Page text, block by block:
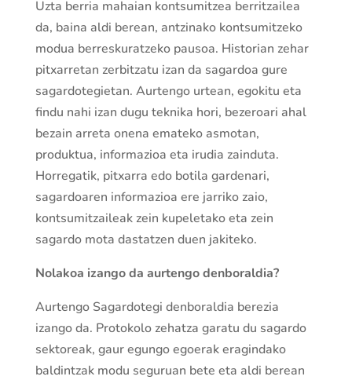
Uzta berria mahaian kontsumitzea berritzailea
da, baina aldi berean, antzinako kontsumitzeko
modua berreskuratzeko pausoa. Historian zehar
pitxarretan zerbitzatu izan da sagardoa gure
sagardotegietan. Aurtengo urtean, egokitu eta
findu nahi izan dugu teknika hori, bezeroari ahal
bezain arreta onena emateko asmotan,
produktua, informazioa eta irudia zainduta.
Horregatik, pitxarra edo botila gardenari,
sagardoaren informazioa ere jarriko zaio,
kontsumitzaileak zein kupeletako eta zein
sagardo mota dastatzen duen jakiteko.
Nolakoa izango da aurtengo denboraldia?
Aurtengo Sagardotegi denboraldia berezia
izango da. Protokolo zehatza garatu du sagardo
sektoreak, gaur egungo egoerak eragindako
baldintzak modu seguruan bete eta aldi berean